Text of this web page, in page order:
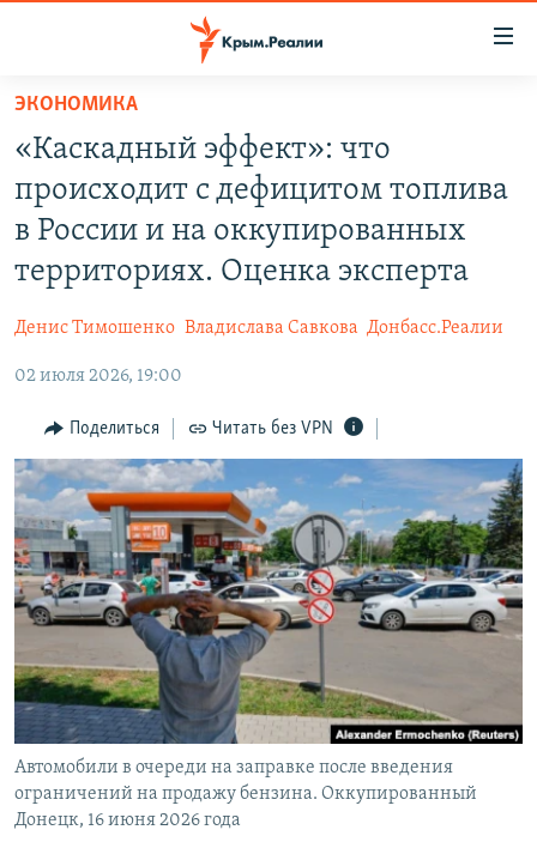
Вернуться
основному
содержанию
Вернутся
главной
Вернутся
СПЕЦПРОЕКТЫ
ГРУЗ 200
КАРТА ВОЕННЫХ ОБЪЕКТОВ КРЫМА
ВОДА
ИНФОГРАФИКА
ТЕЛЕПРОЕКТ КРЫМ.РЕАЛИИ
СОВЕТЫ ПРАВОЗАЩИТНИКОВ
ПРОПАВШИЕ БЕЗ ВЕСТИ
ПОБЕДИТЕЛЕЙ НЕ СУДЯТ?
КРЫМ.НЕПОКОРЕННЫЙ
УКРАИНСКАЯ ПРОБЛЕМА КРЫМА
РАДІО СВОБОДА
КАК ОБОЙТИ БЛОКИРОВКУ
Qırımtatar
ПРИСОЕДИНЯЙТЕСЬ!
Все сайты RFE/RL
ЭКОНОМИКА
«Каскадный эффект»: что
происходит с дефицитом топлива
в России и на оккупированных
территориях. Оценка эксперта
Денис Тимошенко Владислава Савкова Донбасс.Реалии
02 июля 2026, 19:00
Поделиться Читать без VPN
Автомобили в очереди на заправке после введения
ограничений на продажу бензина. Оккупированный
Донецк, 16 июня 2026 года